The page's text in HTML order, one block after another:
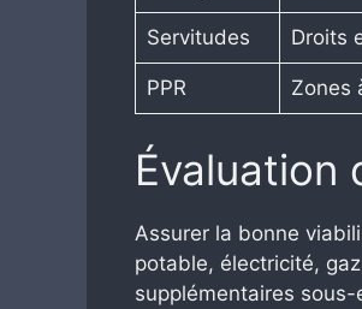
Servitudes Droits
PPR Zones
Évaluation
Assurer la bonne
potable, électricité,
supplémentaires sous-